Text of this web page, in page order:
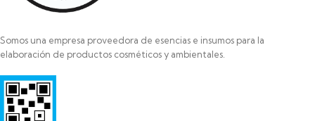
Somos una empresa proveedora de esencias e insumos para la
elaboración de productos cosméticos y ambientales.